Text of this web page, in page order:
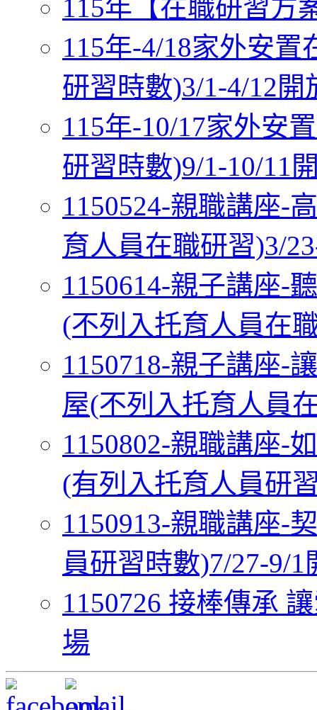
115年【在職研習方
115年-4/18家外安
研習時數)3/1-4/12開
115年-10/17家外安
研習時數)9/1-10/11
1150524-親職講座-
育人員在職研習)3/
1150614-親子講座-
(不列入托育人員在
1150718-親子講座-
屋(不列入托育人員
1150802-親職講座-
(有列入托育人員研
1150913-親職講座-
員研習時數)7/27-9/1
1150726 接棒傳承
場